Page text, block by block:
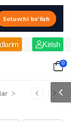
Sotuvchi bo'lish
Kirish
0
>